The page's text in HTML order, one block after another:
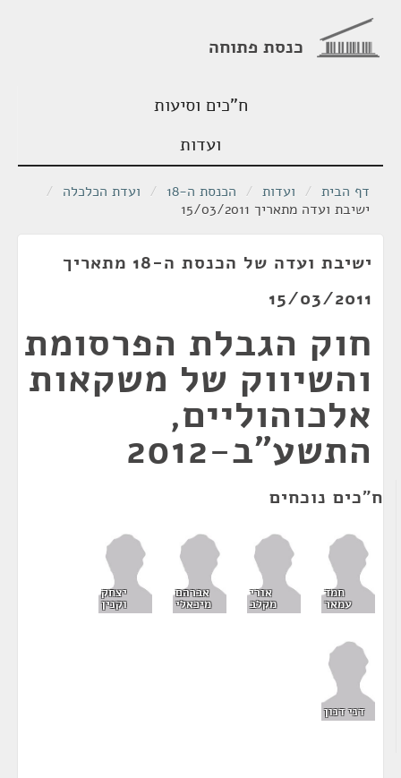
כנסת פתוחה
ח"כים וסיעות
ועדות
דף הבית / ועדות / הכנסת ה-18 / ועדת הכלכלה /
ישיבת ועדה מתאריך 15/03/2011
ישיבת ועדה של הכנסת ה-18 מתאריך
15/03/2011
חוק הגבלת הפרסומת
והשיווק של משקאות
אלכוהוליים,
התשע"ב-2012
ח"כים נוכחים
חמד
עמאר
אורי
מקלב
אברהם
מיכאלי
יצחק
וקנין
דני דנון